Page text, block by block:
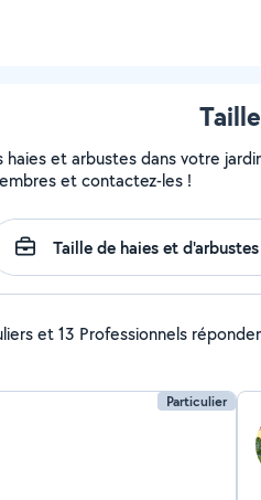
haies et arbustes dans votre
et contactez-les !
et 13 Professionnels
Particulier